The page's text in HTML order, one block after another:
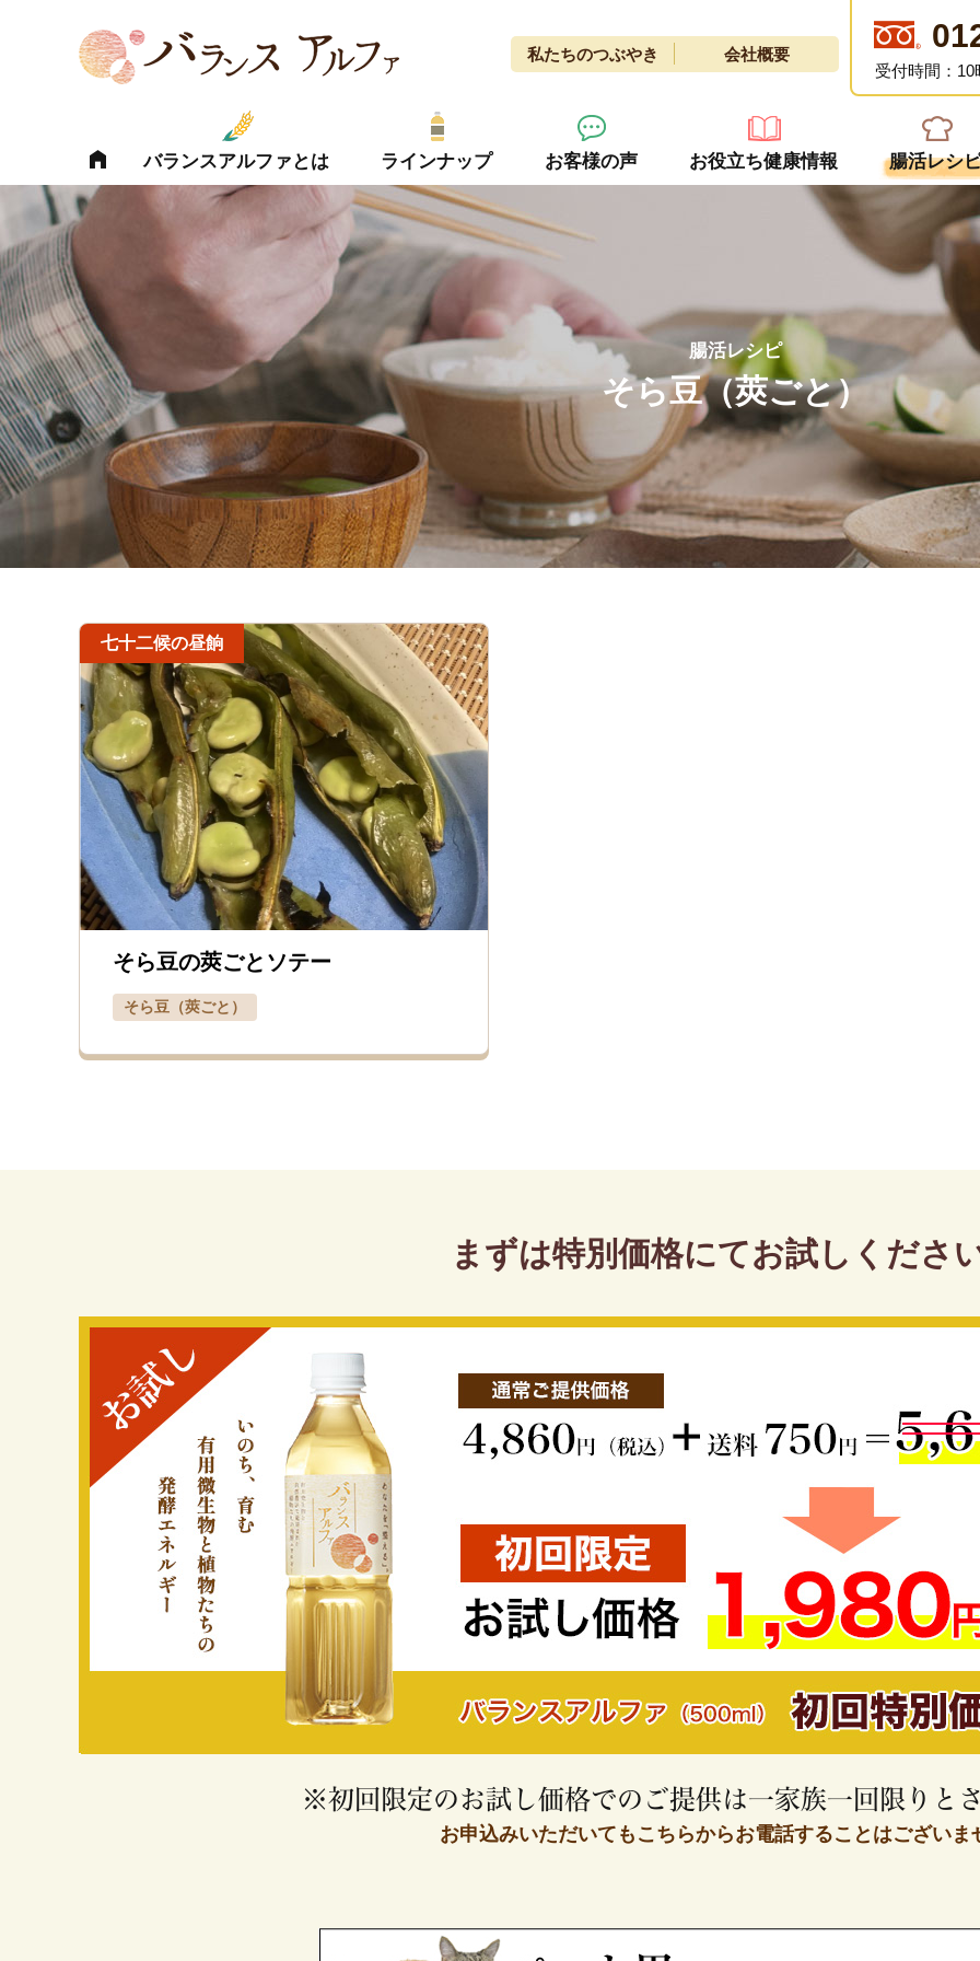
私たちのつぶやき 会社概要
受付時間：
バランスアルファとは ラインナップ お客様の声 お役立ち健康情報 腸活レシ
腸活レシピ
そら豆（莢ごと）
七十二候の昼餉
そら豆の莢ごとソテー
そら豆（莢ごと）
まずは特別価格にてお試しくださ
※初回限定のお試し価格でのご提供は一家族一回限りと
お申込みいただいてもこちらからお電話することはございま